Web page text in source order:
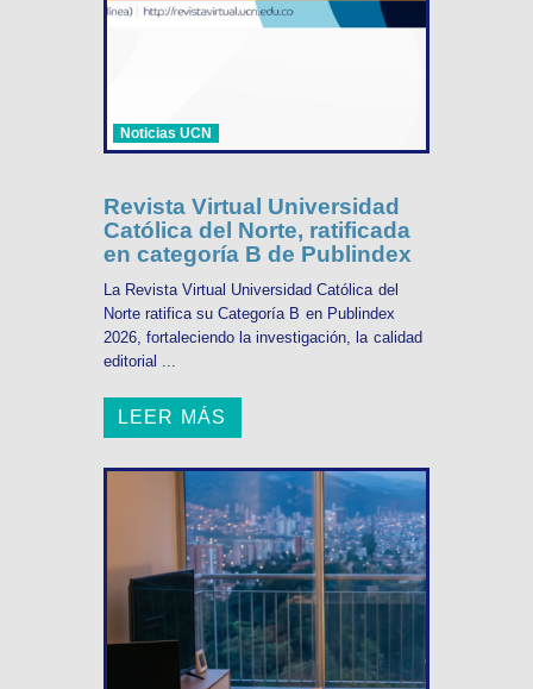
Noticias UCN
Revista Virtual Universidad
Católica del Norte, ratificada
en categoría B de Publindex
La Revista Virtual Universidad Católica del
Norte ratifica su Categoría B en Publindex
2026, fortaleciendo la investigación, la calidad
editorial ...
LEER MÁS